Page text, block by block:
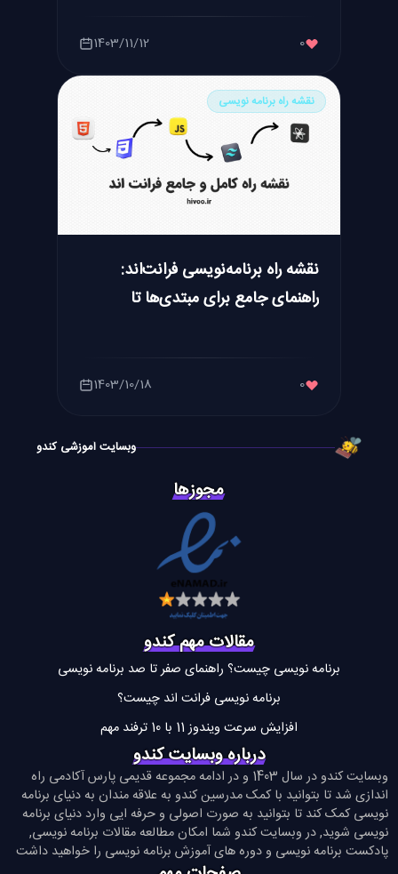
1403/11/12 0
نقشه راه برنامه نویسی
نقشه راه برنامه‌نویسی فرانت‌اند:
راهنمای جامع برای مبتدی‌ها تا
1403/10/18 0
وبسایت آموزشی کندو
مجوزها
مقالات مهم کندو
برنامه نویسی چیست؟ راهنمای صفر تا صد برنامه نویسی
برنامه نویسی فرانت اند چیست؟
افزایش سرعت ویندوز 11 با 10 ترفند مهم
درباره وبسایت کندو
وبسایت کندو در سال 1403 و در ادامه مجموعه قدیمی پارس آکادمی راه
اندازی شد تا بتوانید با کمک مدرسین کندو به علاقه مندان به دنیای برنامه
نویسی کمک کند تا بتوانید به صورت اصولی و حرفه ایی وارد دنیای برنامه
نویسی شوید, در وبسایت کندو شما امکان مطالعه مقالات برنامه نویسی,
پادکست برنامه نویسی و دوره های آموزش برنامه نویسی را خواهید داشت